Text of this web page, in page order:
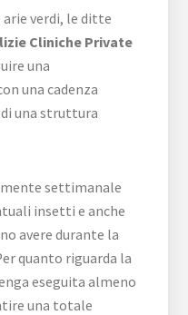
arie verdi, le ditte
Cliniche Private
una
una cadenza
una struttura
settimanale
insetti e anche
avere durante la
quanto riguarda la
eseguita almeno
una totale